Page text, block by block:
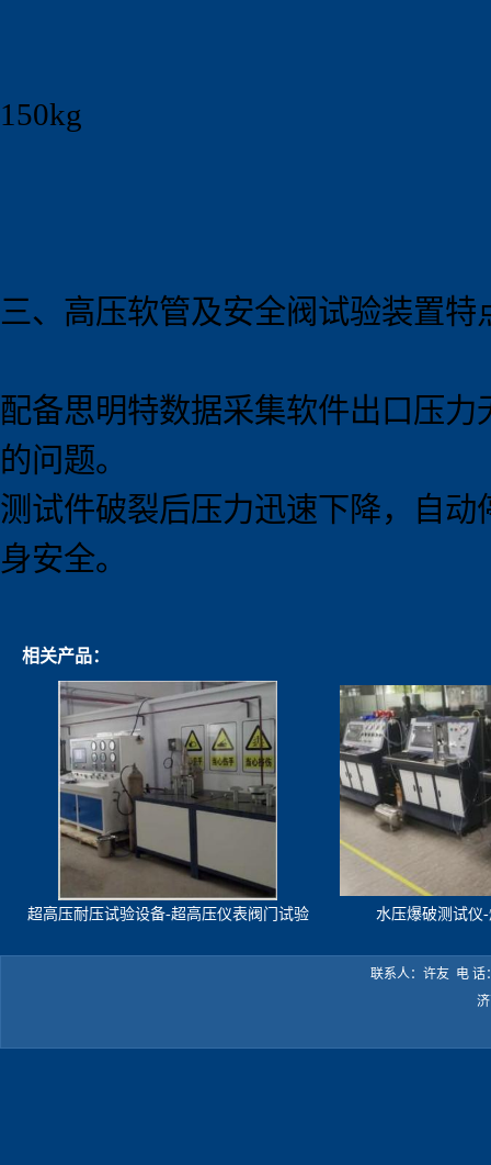
150kg
三、高压软管及安全阀试验装置特
配备思明特数据采集软件出口压
的问题。
测试件破裂后压力迅速下降，自
身安全。
相关产品：
超高压耐压试验设备-超高压仪表阀门试验
水压爆破测试仪
联系人：许友 电 话